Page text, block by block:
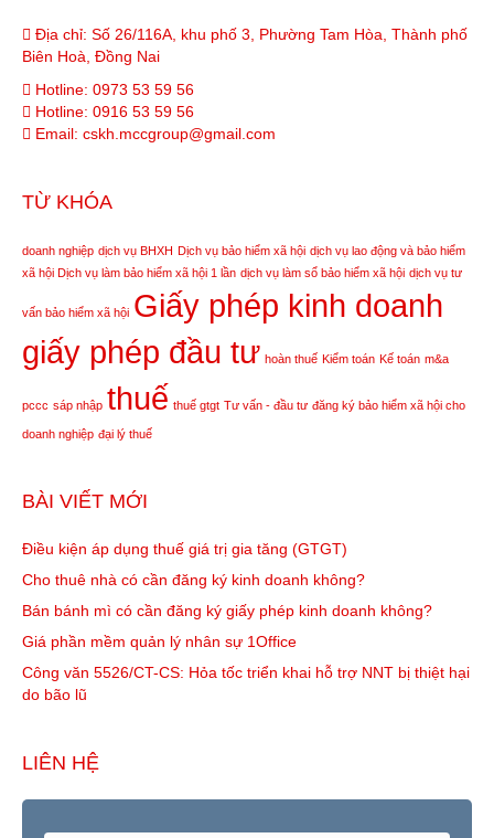
Địa chỉ: Số 26/116A, khu phố 3, Phường Tam Hòa, Thành phố
Biên Hoà, Đồng Nai
Hotline: 0973 53 59 56
Hotline: 0916 53 59 56
Email: cskh.mccgroup@gmail.com
TỪ KHÓA
doanh nghiệp dịch vụ BHXH Dịch vụ bảo hiểm xã hội dịch vụ lao động và bảo hiểm
xã hội Dịch vụ làm bảo hiểm xã hội 1 lần dịch vụ làm sổ bảo hiểm xã hội dịch vụ tư
vấn bảo hiểm xã hội Giấy phép kinh doanh
giấy phép đầu tư hoàn thuế Kiểm toán Kế toán m&a
pccc sáp nhập thuế thuế gtgt Tư vấn - đầu tư đăng ký bảo hiểm xã hội cho
doanh nghiệp đại lý thuế
BÀI VIẾT MỚI
Điều kiện áp dụng thuế giá trị gia tăng (GTGT)
Cho thuê nhà có cần đăng ký kinh doanh không?
Bán bánh mì có cần đăng ký giấy phép kinh doanh không?
Giá phần mềm quản lý nhân sự 1Office
Công văn 5526/CT-CS: Hỏa tốc triển khai hỗ trợ NNT bị thiệt hại
do bão lũ
LIÊN HỆ